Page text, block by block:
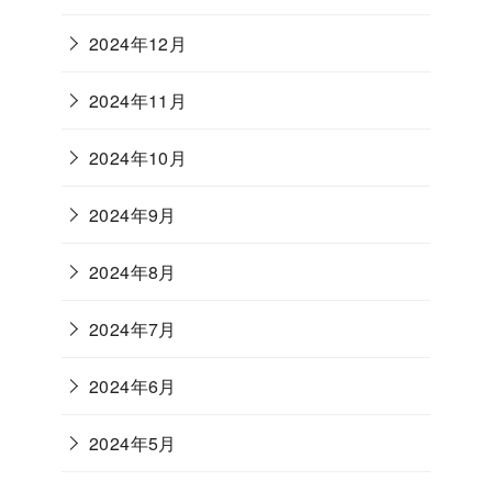
2024年12月
2024年11月
2024年10月
2024年9月
2024年8月
2024年7月
2024年6月
2024年5月